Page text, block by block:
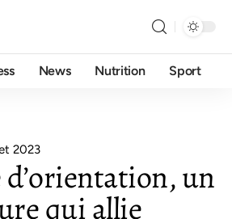
News Nutrition Sport
2023
d’orientation, un
qui allie